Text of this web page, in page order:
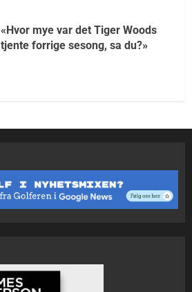
«Hvor mye var det Tiger Woods
tjente forrige sesong, sa du?»